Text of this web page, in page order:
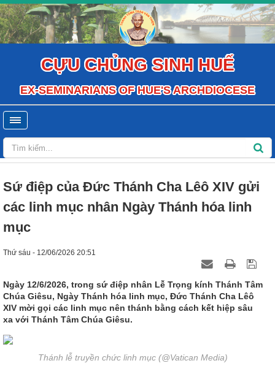
CỰU CHỦNG SINH HUẾ
EX-SEMINARIANS OF HUE'S ARCHDIOCESE
Sứ điệp của Đức Thánh Cha Lêô XIV gửi
các linh mục nhân Ngày Thánh hóa linh
mục
Thứ sáu - 12/06/2026 20:51
Ngày 12/6/2026, trong sứ điệp nhân Lễ Trọng kính Thánh Tâm
Chúa Giêsu, Ngày Thánh hóa linh mục, Đức Thánh Cha Lêô
XIV mời gọi các linh mục nên thánh bằng cách kết hiệp sâu
xa với Thánh Tâm Chúa Giêsu.
Thánh lễ truyền chức linh mục (@Vatican Media)